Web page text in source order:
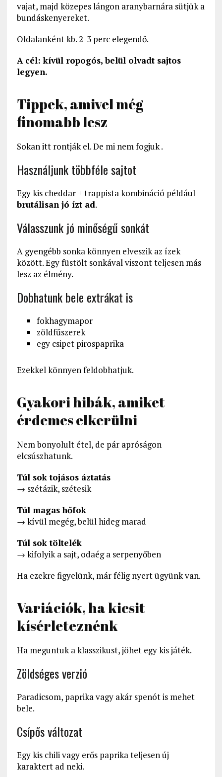
vajat, majd közepes lángon aranybarnára sütjük a
bundáskenyereket.
Oldalanként kb. 2-3 perc elegendő.
A cél: kívül ropogós, belül olvadt sajtos
legyen.
Tippek, amivel még
finomabb lesz
Sokan itt rontják el. De mi nem fogjuk .
Használjunk többféle sajtot
Egy kis cheddar + trappista kombináció például
brutálisan jó ízt ad.
Válasszunk jó minőségű sonkát
A gyengébb sonka könnyen elveszik az ízek
között. Egy füstölt sonkával viszont teljesen más
lesz az élmény.
Dobhatunk bele extrákat is
fokhagymapor
zöldfűszerek
egy csipet pirospaprika
Ezekkel könnyen feldobhatjuk.
Gyakori hibák, amiket
érdemes elkerülni
Nem bonyolult étel, de pár apróságon
elcsúszhatunk.
Túl sok tojásos áztatás
→ szétázik, szétesik
Túl magas hőfok
→ kívül megég, belül hideg marad
Túl sok töltelék
→ kifolyik a sajt, odaég a serpenyőben
Ha ezekre figyelünk, már félig nyert ügyünk van.
Variációk, ha kicsit
kísérleteznénk
Ha meguntuk a klasszikust, jöhet egy kis játék.
Zöldséges verzió
Paradicsom, paprika vagy akár spenót is mehet
bele.
Csípős változat
Egy kis chili vagy erős paprika teljesen új
karaktert ad neki.